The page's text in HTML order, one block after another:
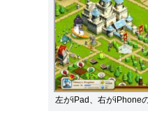
左がiPad、右がiPhone